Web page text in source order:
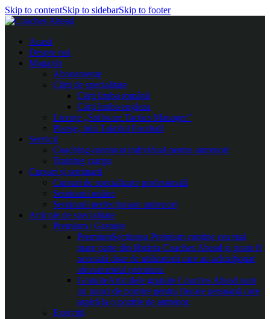
Skip to contentSkip to sidebarSkip to footer
Acasă
Despre noi
Magazin
Abonamente
Cărți de specialitate
Cărți limba română
Cărți limba engleza
Licențe „Software Tactics Manager”
Planșe, folii Taktifol Football
Servicii
Coaching-mentorat individual pentru antrenori
Training camps
Cursuri și seminarii
Cursuri de specializare profesională
Seminarii online
Seminarii perfecționare antrenori
Articole de specialitate
Premium / Gratuite
PremiumSecțiunea Premium conține cea mai
mare parte din librăria Coaches Ahead și poate fi
accesată doar de utilizatorii care au achiziționat
abonamentul premium.
GratuiteArticolele gratuite Coaches Ahead sunt
un punct de pornire pentru fiecare persoană care
aspiră la o poziție de antrenor.
Exerciții